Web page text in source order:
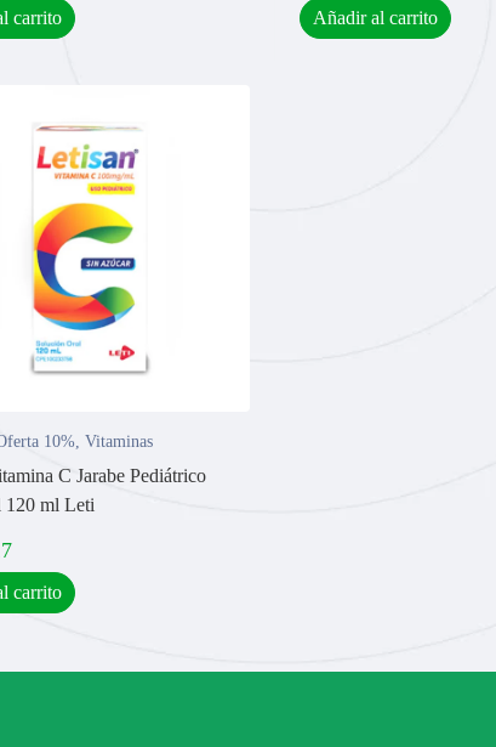
carrito Añadir al carrito
10%, Vitaminas
C Jarabe Pediátrico
120 ml Leti
carrito